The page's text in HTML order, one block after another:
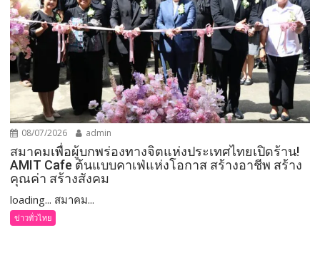
08/07/2026 admin
สมาคมเพื่อผู้บกพร่องทางจิตแห่งประเทศไทยเปิดร้าน!
AMIT Cafe ต้นแบบคาเฟ่แห่งโอกาส สร้างอาชีพ สร้าง
คุณค่า สร้างสังคม
loading... สมาคม...
ข่าวทั่วไทย